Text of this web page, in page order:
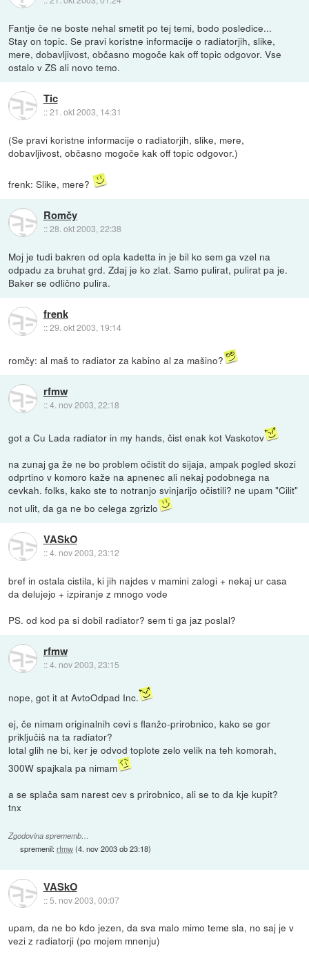
Fantje če ne boste nehal smetit po tej temi, bodo posledice...
Stay on topic. Se pravi koristne informacije o radiatorjih, slike,
mere, dobavljivost, občasno mogoče kak off topic odgovor. Vse
ostalo v ZS ali novo temo.
Tic
::21. okt 2003, 14:31
(Se pravi koristne informacije o radiatorjih, slike, mere,
dobavljivost, občasno mogoče kak off topic odgovor.)
frenk: Slike, mere?
Romčy
::28. okt 2003, 22:38
Moj je tudi bakren od opla kadetta in je bil ko sem ga vzel na
odpadu za bruhat grd. Zdaj je ko zlat. Samo pulirat, pulirat pa je.
Baker se odlično pulira.
frenk
::29. okt 2003, 19:14
romčy: al maš to radiator za kabino al za mašino?
rfmw
::4. nov 2003, 22:18
got a Cu Lada radiator in my hands, čist enak kot Vaskotov
na zunaj ga že ne bo problem očistit do sijaja, ampak pogled skozi
odprtino v komoro kaže na apnenec ali nekaj podobnega na
cevkah. folks, kako ste to notranjo svinjarijo očistili? ne upam "Cilit"
not ulit, da ga ne bo celega zgrizlo
VASkO
::4. nov 2003, 23:12
bref in ostala cistila, ki jih najdes v mamini zalogi + nekaj ur casa
da delujejo + izpiranje z mnogo vode
PS. od kod pa si dobil radiator? sem ti ga jaz poslal?
rfmw
::4. nov 2003, 23:15
nope, got it at AvtoOdpad Inc.
ej, če nimam originalnih cevi s flanžo-prirobnico, kako se gor
priključiš na ta radiator?
lotal glih ne bi, ker je odvod toplote zelo velik na teh komorah,
300W spajkala pa nimam
a se splača sam narest cev s prirobnico, ali se to da kje kupit?
tnx
Zgodovina sprememb…
spremenil:rfmw(4. nov 2003 ob 23:18)
VASkO
::5. nov 2003, 00:07
upam, da ne bo kdo jezen, da sva malo mimo teme sla, no saj je v
vezi z radiatorji (po mojem mnenju)